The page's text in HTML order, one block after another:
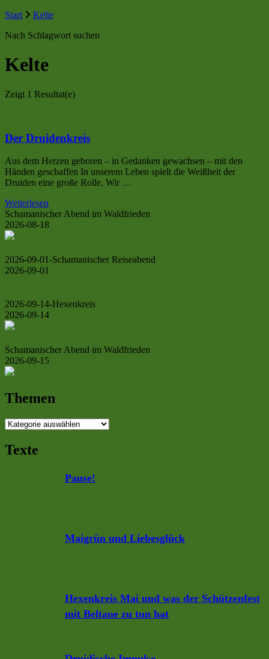
Start
Kelte
Nach Schlagwort suchen
Kelte
Zeigt 1 Resultat(e)
Der Druidenkreis
Aus dem Herzen geboren – in Gedanken gewachsen – mit den
Händen geschaffen In unserem Leben spielt die Weißheit der
Druiden eine große Rolle. Wir …
Weiterlesen
Schamanischer Abend im Waldfrieden
2026-08-18
2026-09-01-Schamanischer Reiseabend
2026-09-01
2026-09-14-Hexenkreis
2026-09-14
Schamanischer Abend im Waldfrieden
2026-09-15
Themen
Themen
Texte
Pause!
Maigrün und Liebesglück
Hexenkreis Mai und was der Schützenfest
mit Beltane zu tun hat